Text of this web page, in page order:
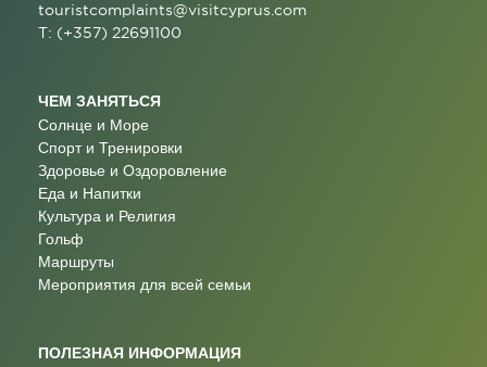
touristcomplaints@visitcyprus.com
T: (+357) 22691100
ЧЕМ ЗАНЯТЬСЯ
Солнце и Море
Спорт и Тренировки
Здоровье и Оздоровление
Еда и Напитки
Культура и Религия
Гольф
Маршруты
Мероприятия для всей семьи
ПОЛЕЗНАЯ ИНФОРМАЦИЯ